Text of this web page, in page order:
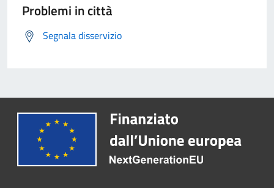
Problemi in città
Segnala disservizio